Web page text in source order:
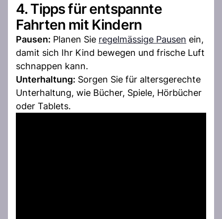
4. Tipps für entspannte
Fahrten mit Kindern
Pausen: Planen Sie regelmässige Pausen ein,
damit sich Ihr Kind bewegen und frische Luft
schnappen kann.
Unterhaltung: Sorgen Sie für altersgerechte
Unterhaltung, wie Bücher, Spiele, Hörbücher
oder Tablets.